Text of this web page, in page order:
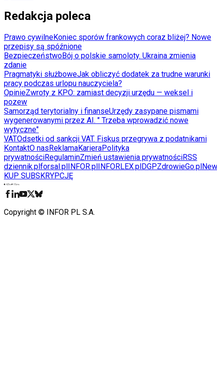
Redakcja poleca
Prawo cywilneKoniec sporów frankowych coraz bliżej? Nowe
przepisy są spóźnione
BezpieczeństwoBój o polskie samoloty. Ukraina zmienia
zdanie
Pragmatyki służboweJak obliczyć dodatek za trudne warunki
pracy podczas urlopu nauczyciela?
OpinieZwroty z KPO: zamiast decyzji urzędu — weksel i
pozew
Samorząd terytorialny i finanseUrzędy zasypane pismami
wygenerowanymi przez AI. " Trzeba wprowadzić nowe
wytyczne"
VATOdsetki od sankcji VAT. Fiskus przegrywa z podatnikami
KontaktO nasReklamaKarieraPolityka
prywatnościRegulaminZmień ustawienia prywatnościRSS
dziennik.plforsal.plINFOR.plINFORLEX.plDGPZdrowieGo.pl
KUP SUBSKRYPCJĘ
Copyright © INFOR PL S.A.